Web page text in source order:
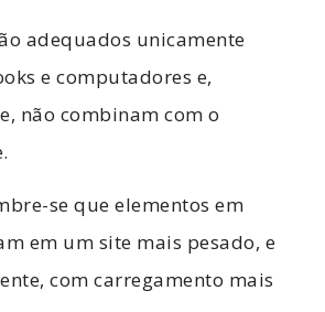
adequados unicamente
e computadores e,
não combinam com o
se que elementos em
em um site mais pesado, e
com carregamento mais